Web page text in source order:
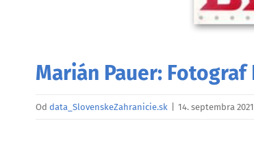
Marián Pauer:
Od data_SlovenskeZahranicie.sk 14. septembra 2021